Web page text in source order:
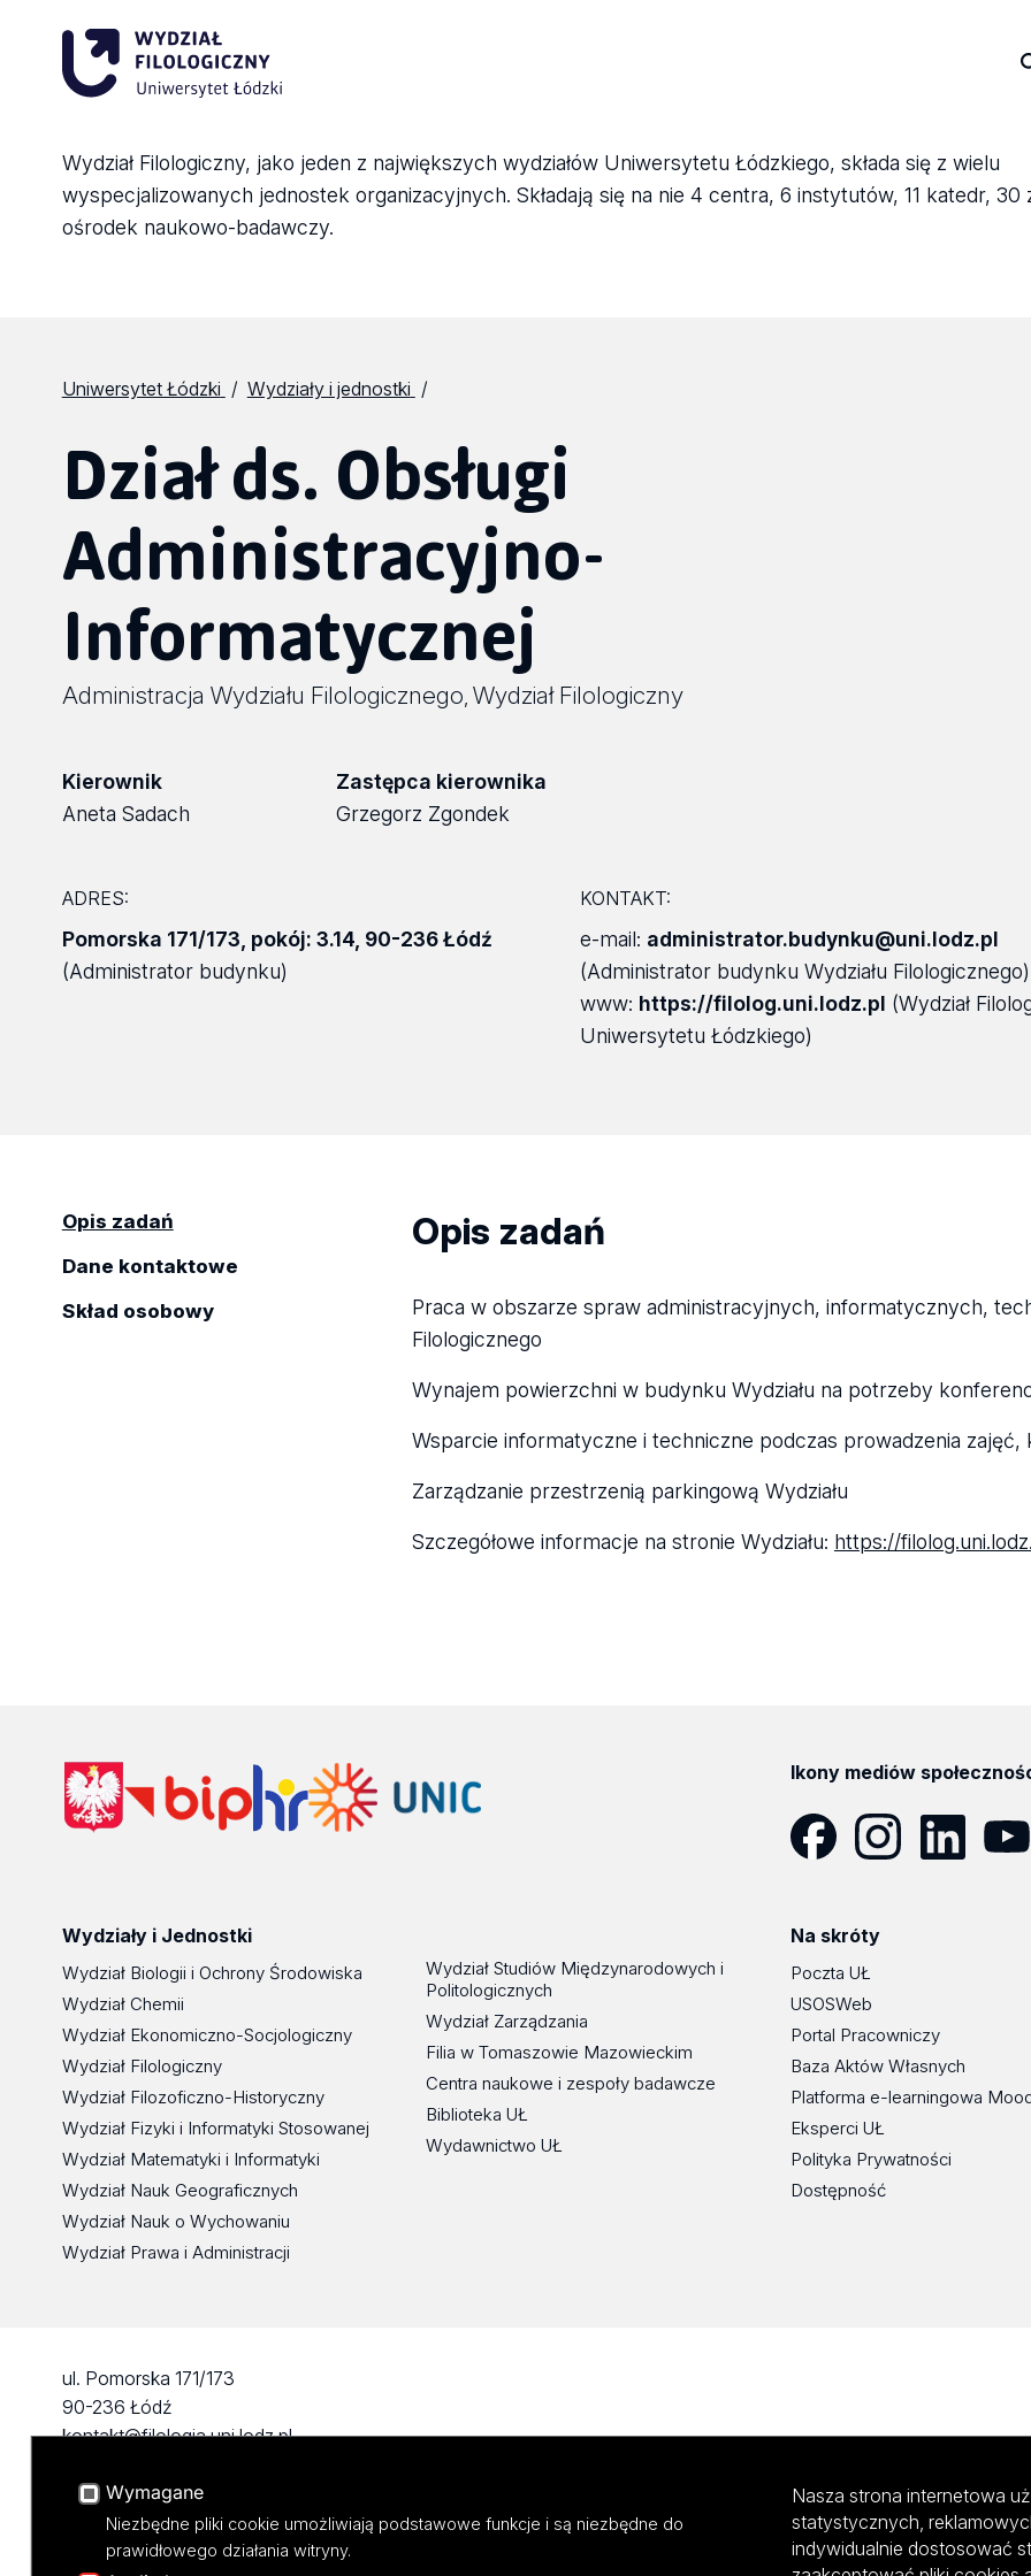
Wydział Filologiczny, jako jeden z największych wydziałów Uniwersytetu Łódzkiego, składa się z wielu
wyspecjalizowanych jednostek organizacyjnych. Składają się na nie 4 centra, 6 instytutów, 11 katedr, 30
ośrodek naukowo-badawczy.
Uniwersytet Łódzki Wydziały i jednostki
Dział ds. Obsługi
Administracyjno-
Informatycznej
Administracja Wydziału Filologicznego, Wydział Filologiczny
Kierownik
Aneta Sadach
Zastępca kierownika
Grzegorz Zgondek
ADRES:
Pomorska 171/173, pokój: 3.14, 90-236 Łódź
(Administrator budynku)
KONTAKT:
e-mail: administrator.budynku@uni.lodz.pl
(Administrator budynku Wydziału Filologicznego)
www: https://filolog.uni.lodz.pl (Wydział
Uniwersytetu Łódzkiego)
Opis zadań
Dane kontaktowe
Skład osobowy
Opis zadań
Praca w obszarze spraw administracyjnych, informatycznych,
Filologicznego
Wynajem powierzchni w budynku Wydziału na potrzeby
Wsparcie informatyczne i techniczne podczas prowadzenia
Zarządzanie przestrzenią parkingową Wydziału
Szczegółowe informacje na stronie Wydziału: https://
Ikony mediów
Wydziały i Jednostki
Wydział Biologii i Ochrony Środowiska
Wydział Chemii
Wydział Ekonomiczno-Socjologiczny
Wydział Filologiczny
Wydział Filozoficzno-Historyczny
Wydział Fizyki i Informatyki Stosowanej
Wydział Matematyki i Informatyki
Wydział Nauk Geograficznych
Wydział Nauk o Wychowaniu
Wydział Prawa i Administracji
Wydział Studiów Międzynarodowych i
Politologicznych
Wydział Zarządzania
Filia w Tomaszowie Mazowieckim
Centra naukowe i zespoły badawcze
Biblioteka UŁ
Wydawnictwo UŁ
Na skróty
Poczta UŁ
USOSWeb
Portal Pracowniczy
Baza Aktów Własnych
Platforma e-learningowa
Eksperci UŁ
Polityka Prywatności
Dostępność
ul. Pomorska 171/173
90-236 Łódź
kontakt@filologia.uni.lodz.pl
fax: 42/665 52 54
Wymagane
Niezbędne pliki cookie umożliwiają podstawowe funkcje i są niezbędne do
prawidłowego działania witryny.
Nasza strona internetowa
statystycznych,
indywidualnie dostosować